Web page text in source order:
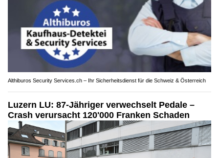
Althiburos Security Services.ch – Ihr Sicherheitsdienst für die Schweiz & Österreich
Luzern LU: 87-Jähriger verwechselt Pedale –
Crash verursacht 120'000 Franken Schaden